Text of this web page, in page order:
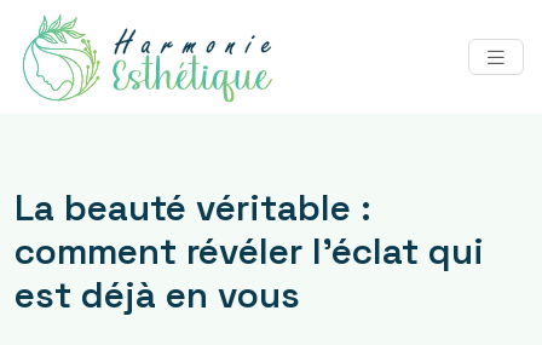
La beauté véritable :
comment révéler l’éclat qui
est déjà en vous